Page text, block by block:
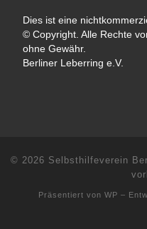
Dies ist eine
© Copyright. Alle Rechte
ohne Gewähr.
Berliner Leberring e.V.
© 2026 Selbsthilfeverein
Präsentiert von WP –